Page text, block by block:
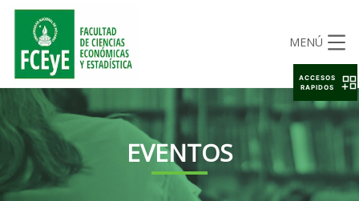
MENÚ
EVENTOS
ACCESOS
RAPIDOS